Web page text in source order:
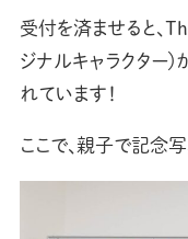
受付を済ませると、
ジナルキャラクター
れています！
ここで、親子で記念写